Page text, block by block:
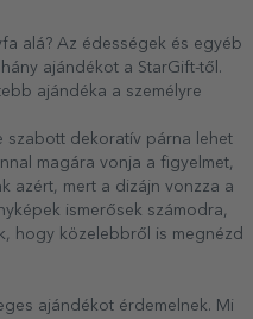
alá? Az édességek és egyéb
ajándékot a StarGift-től.
ajándéka a személyre
szabott dekoratív párna lehet
magára vonja a figyelmet,
azért, mert a dizájn vonzza a
ismerősek számodra,
hogy közelebbről is megnézd
ajándékot érdemelnek. Mi